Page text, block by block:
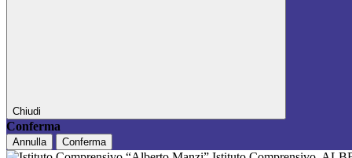
Chiudi
Conferma
Annulla Conferma